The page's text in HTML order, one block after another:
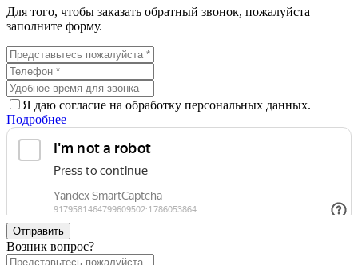
Для того, чтобы заказать обратный звонок, пожалуйста
заполните форму.
Я даю согласие на обработку персональных данных.
Подробнее
Отправить
Возник вопрос?